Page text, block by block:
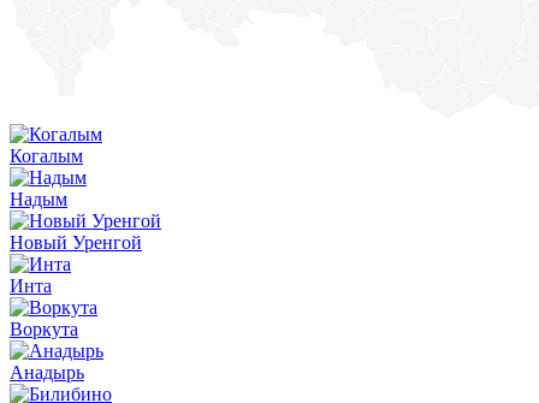
Когалым
Надым
Новый Уренгой
Инта
Воркута
Анадырь